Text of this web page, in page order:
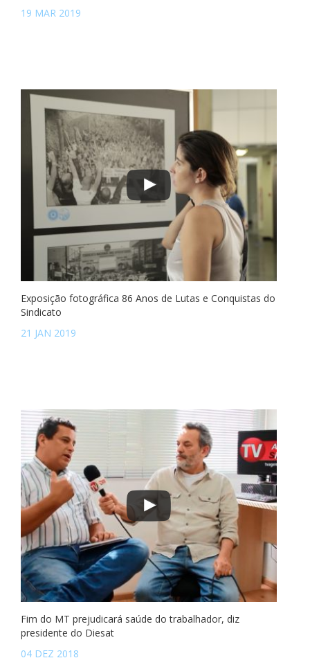
19 MAR 2019
Exposição fotográfica 86 Anos de Lutas e Conquistas do
Sindicato
21 JAN 2019
Fim do MT prejudicará saúde do trabalhador, diz
presidente do Diesat
04 DEZ 2018